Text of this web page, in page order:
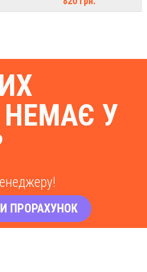
НЕМАЄ У
ПРОРАХУНОК